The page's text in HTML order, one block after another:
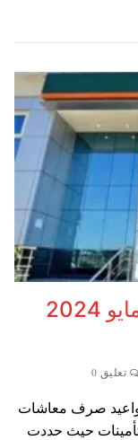
مواعيد صرف معاشات شهر مايو 2024
تعليق 0
صرف معاشات
التأمينات حيث حددت